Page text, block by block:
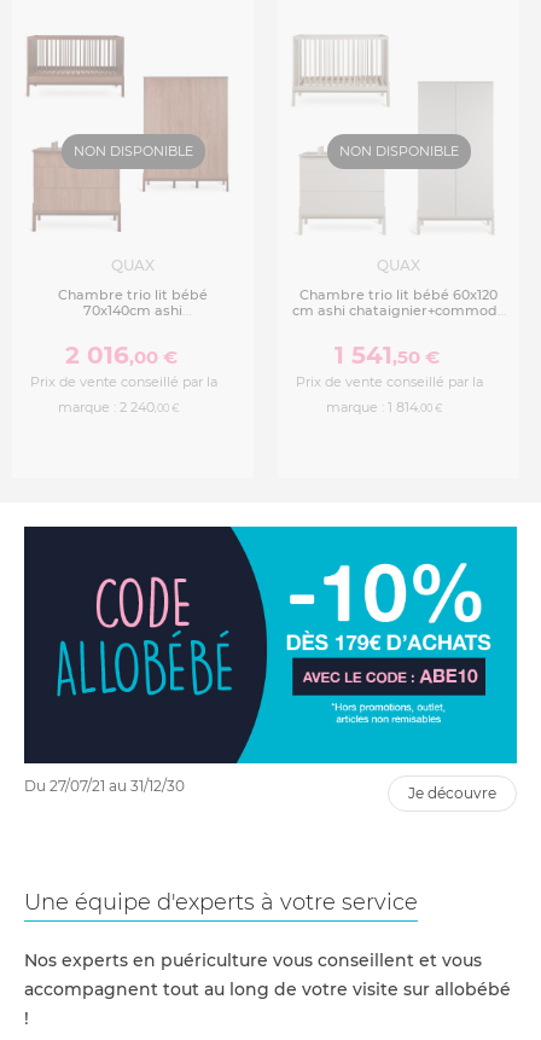
NON DISPONIBLE
QUAX
Chambre trio lit bébé
70x140cm ashi
portes
2 016,00 €
Prix de vente conseillé par la
marque : 2 240,00 €
NON DISPONIBLE
QUAX
Chambre trio lit bébé 60x120
cm ashi chataignier+commode
1 541,50 €
Prix de vente conseillé par la
marque : 1 814,00 €
Du 27/07/21 au 31/12/30 je découvre
Une équipe d'experts à votre service
Nos experts en puériculture vous conseillent et vous
accompagnent tout au long de votre visite sur allobébé
!